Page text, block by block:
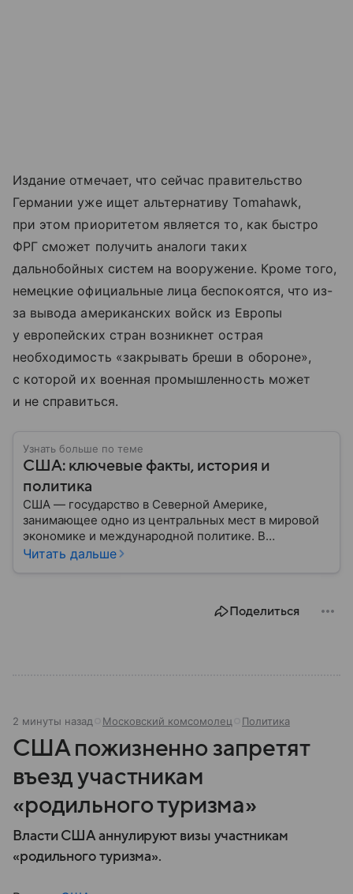
Издание отмечает, что сейчас правительство
Германии уже ищет альтернативу Tomahawk,
при этом приоритетом является то, как быстро
ФРГ сможет получить аналоги таких
дальнобойных систем на вооружение. Кроме того,
немецкие официальные лица беспокоятся, что из-
за вывода американских войск из Европы
у европейских стран возникнет острая
необходимость «закрывать бреши в обороне»,
с которой их военная промышленность может
и не справиться.
Узнать больше по теме
США: ключевые факты, история и
политика
США — государство в Северной Америке,
занимающее одно из центральных мест в мировой
экономике и международной политике. В
материале — основные сведения об этой стране.
Читать дальше
Поделиться
2 минуты назад Московский комсомолец Политика
США пожизненно запретят
въезд участникам
«родильного туризма»
Власти США аннулируют визы участникам
«родильного туризма».